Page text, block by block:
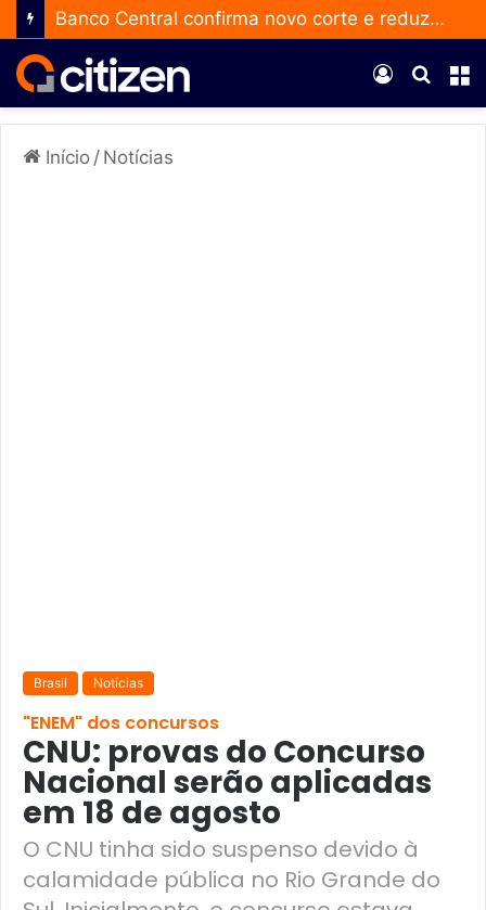
Banco Central confirma novo corte e reduz a taxa Selic para 14% ao ano
por
Entrar
Início / Notícias
Brasil Notícias
"ENEM" dos concursos
CNU: provas do Concurso
Nacional serão aplicadas
em 18 de agosto
O CNU tinha sido suspenso devido à
calamidade pública no Rio Grande do